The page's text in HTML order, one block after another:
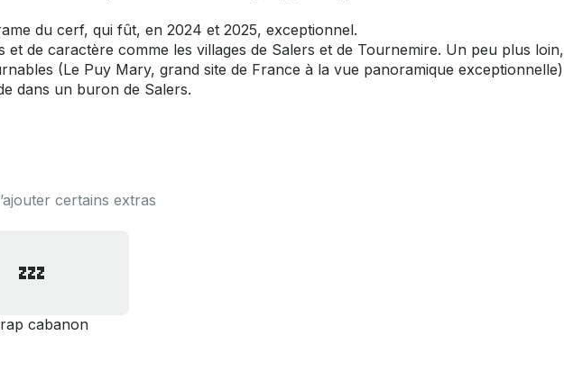
du cerf, qui fût, en 2024 et 2025, exceptionnel.
et de caractère comme les villages de Salers et de Tournemire. Un peu plus loin,
(Le Puy Mary, grand site de France à la vue panoramique exceptionnelle)
dans un buron de Salers.
certains extras
💤
cabanon